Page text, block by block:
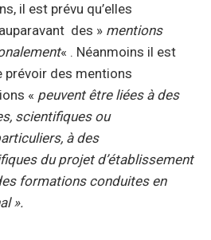
il est prévu qu’elles
des » mentions
« . Néanmoins il est
prévoir des mentions
« peuvent être liées à des
scientifiques ou
à des
du projet d’établissement
formations conduites en
».